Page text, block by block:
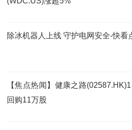
除冰机器人上线 守护电网安全-快看
【焦点热闻】健康之路
回购11万股